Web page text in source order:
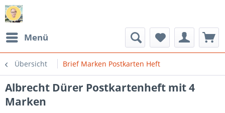
Menü
Übersicht Brief Marken Postkarten Heft
Albrecht Dürer Postkartenheft mit 4
Marken